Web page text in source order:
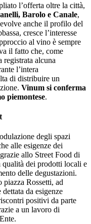
l’offerta oltre la città,
Barolo e Canale,
anche il profilo del
cresce l’interesse
al vino è sempre
il fatto che, come
registrata alcuna
l’intera
di distribuire un
Vinum si conferma
piemontese.
degli spazi
alle esigenze dei
allo Street Food di
qualità dei prodotti locali e
delle degustazioni.
piazza Rossetti, ad
da esigenze
positivi da parte
a un lavoro di